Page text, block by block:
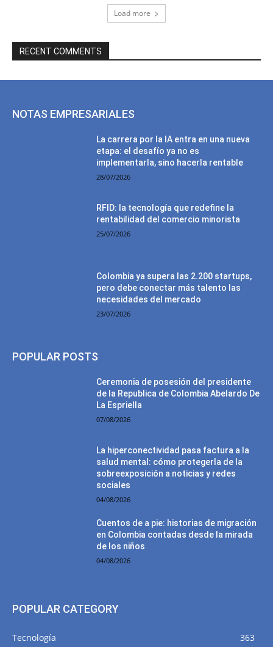
Load more
RECENT COMMENTS
NOTAS EMPRESARIALES
La carrera por la IA entra en una nueva
etapa: el desafío ya no es
implementarla, sino hacerla rentable
28/07/2026
RFID: la tecnología que redefine la
rentabilidad del comercio minorista
25/07/2026
Colombia ya supera las 2.200 startups,
pero debe conectar más talento las
necesidades del mercado
23/07/2026
POPULAR POSTS
Ceremonia de posesión del presidente
de la Republica de Colombia Abelardo De
La Espriella
07/08/2026
La hiperconectividad pasa factura a la
salud mental: cómo protegerla de la
sobreexposición a noticias y redes
sociales
04/08/2026
Cuentos de a pie: historias de migración
en Colombia contadas desde la mirada
de los niños
04/08/2026
POPULAR CATEGORY
Tecnología
363